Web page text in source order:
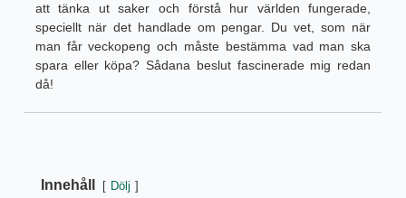
att tänka ut saker och förstå hur världen fungerade,
speciellt när det handlade om pengar. Du vet, som när
man får veckopeng och måste bestämma vad man ska
spara eller köpa? Sådana beslut fascinerade mig redan
då!
Innehåll Dölj